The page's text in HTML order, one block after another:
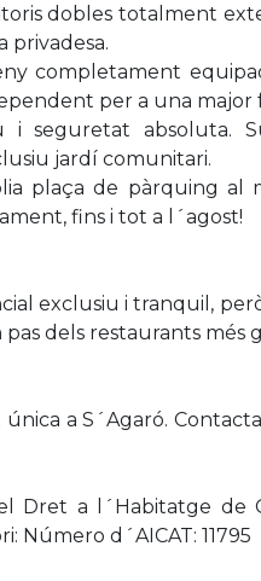
dobles totalment
privadesa.
completament
per a una major
seguretat absoluta.
jardí comunitari.
plaça de pàrquing al
fins i tot a l´agost!
exclusiu i tranquil,
dels restaurants més
a S´Agaró.
Dret a l´Habitatge de
Número d´AICAT: 11795